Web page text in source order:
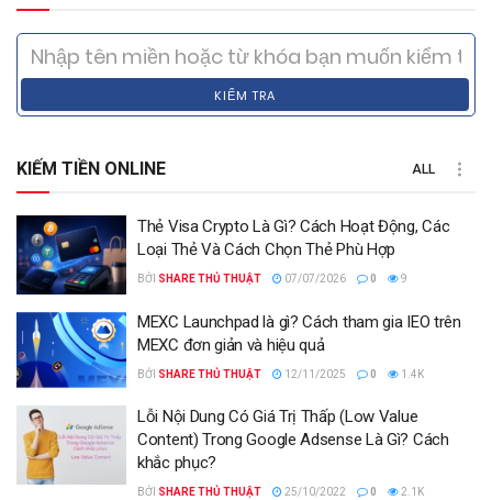
KIỂM TRA
KIẾM TIỀN ONLINE ALL
Thẻ Visa Crypto Là Gì? Cách Hoạt Động, Các
Loại Thẻ Và Cách Chọn Thẻ Phù Hợp
BỞI SHARE THỦ THUẬT 07/07/2026 0 9
MEXC Launchpad là gì? Cách tham gia IEO trên
MEXC đơn giản và hiệu quả
BỞI SHARE THỦ THUẬT 12/11/2025 0 1.4K
Lỗi Nội Dung Có Giá Trị Thấp (Low Value
Content) Trong Google Adsense Là Gì? Cách
khắc phục?
BỞI SHARE THỦ THUẬT 25/10/2022 0 2.1K